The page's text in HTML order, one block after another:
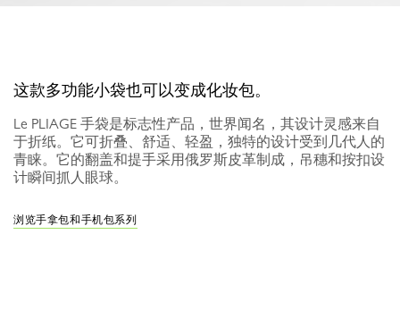
这款多功能小袋也可以变成化妆包。
Le PLIAGE 手袋是标志性产品，世界闻名，其设计灵感来自
于折纸。它可折叠、舒适、轻盈，独特的设计受到几代人的
青睐。它的翻盖和提手采用俄罗斯皮革制成，吊穗和按扣设
计瞬间抓人眼球。
浏览手拿包和手机包系列